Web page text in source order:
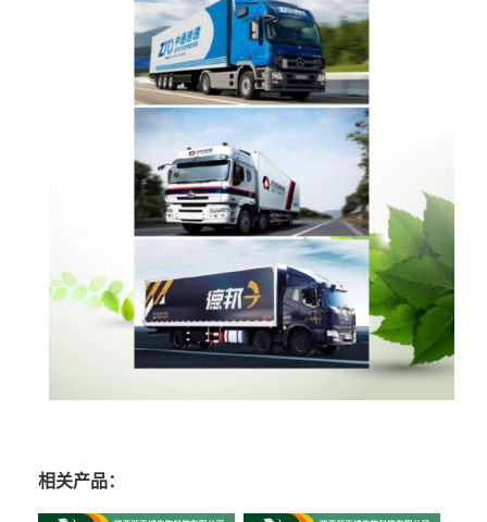
相关产品：